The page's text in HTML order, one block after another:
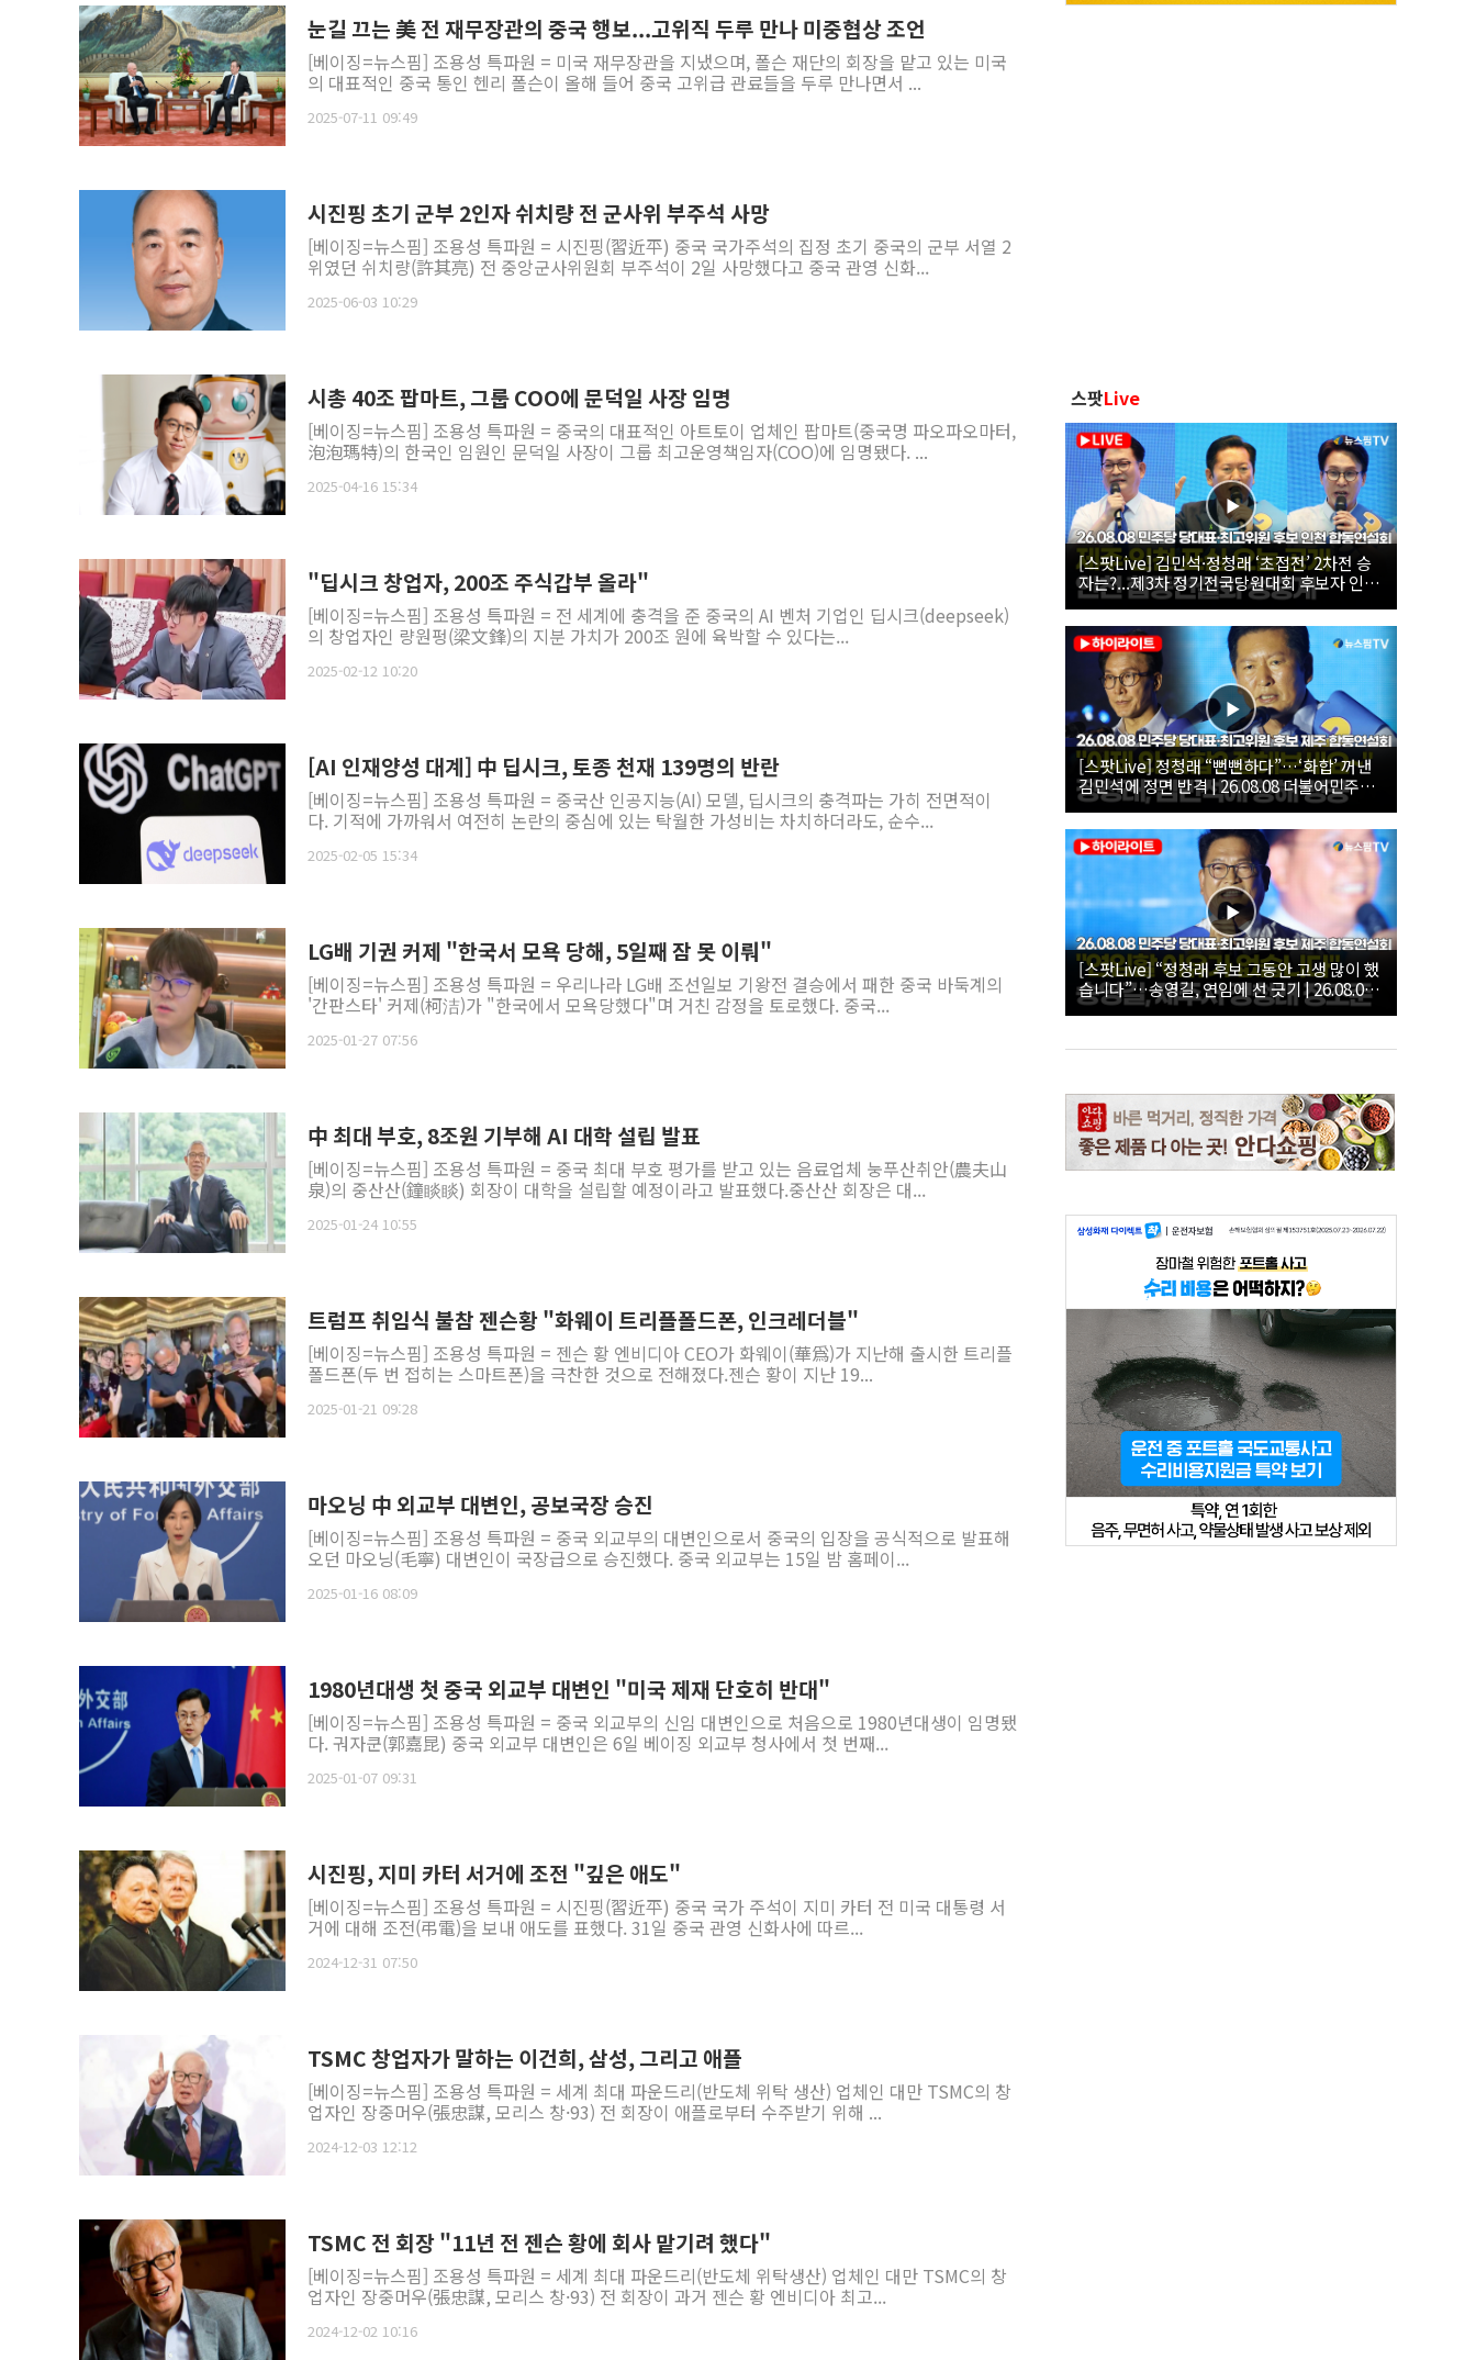
눈길 끄는 美 전 재무장관의 중국 행보...고위직 두루 만나 미중협상 조언
[베이징=뉴스핌] 조용성 특파원 = 미국 재무장관을 지냈으며, 폴슨 재단의 회장을 맡고 있는 미국
의 대표적인 중국 통인 헨리 폴슨이 올해 들어 중국 고위급 관료들을 두루 만나면서 ...
2025-07-11 09:49
시진핑 초기 군부 2인자 쉬치량 전 군사위 부주석 사망
[베이징=뉴스핌] 조용성 특파원 = 시진핑(習近平) 중국 국가주석의 집정 초기 중국의 군부 서열 2
위였던 쉬치량(許其亮) 전 중앙군사위원회 부주석이 2일 사망했다고 중국 관영 신화...
2025-06-03 10:29
시총 40조 팝마트, 그룹 COO에 문덕일 사장 임명
[베이징=뉴스핌] 조용성 특파원 = 중국의 대표적인 아트토이 업체인 팝마트(중국명 파오파오마터,
泡泡瑪特)의 한국인 임원인 문덕일 사장이 그룹 최고운영책임자(COO)에 임명됐다. ...
2025-04-16 15:34
"딥시크 창업자, 200조 주식갑부 올라"
[베이징=뉴스핌] 조용성 특파원 = 전 세계에 충격을 준 중국의 AI 벤처 기업인 딥시크(deepseek)
의 창업자인 량원펑(梁文鋒)의 지분 가치가 200조 원에 육박할 수 있다는...
2025-02-12 10:20
[AI 인재양성 대계] 中 딥시크, 토종 천재 139명의 반란
[베이징=뉴스핌] 조용성 특파원 = 중국산 인공지능(AI) 모델, 딥시크의 충격파는 가히 전면적이
다. 기적에 가까워서 여전히 논란의 중심에 있는 탁월한 가성비는 차치하더라도, 순수...
2025-02-05 15:34
LG배 기권 커제 "한국서 모욕 당해, 5일째 잠 못 이뤄"
[베이징=뉴스핌] 조용성 특파원 = 우리나라 LG배 조선일보 기왕전 결승에서 패한 중국 바둑계의
'간판스타' 커제(柯洁)가 "한국에서 모욕당했다"며 거친 감정을 토로했다. 중국...
2025-01-27 07:56
中 최대 부호, 8조원 기부해 AI 대학 설립 발표
[베이징=뉴스핌] 조용성 특파원 = 중국 최대 부호 평가를 받고 있는 음료업체 눙푸산취안(農夫山
泉)의 중산산(鐘睒睒) 회장이 대학을 설립할 예정이라고 발표했다.중산산 회장은 대...
2025-01-24 10:55
트럼프 취임식 불참 젠슨황 "화웨이 트리플폴드폰, 인크레더블"
[베이징=뉴스핌] 조용성 특파원 = 젠슨 황 엔비디아 CEO가 화웨이(華爲)가 지난해 출시한 트리플
폴드폰(두 번 접히는 스마트폰)을 극찬한 것으로 전해졌다.젠슨 황이 지난 19...
2025-01-21 09:28
마오닝 中 외교부 대변인, 공보국장 승진
[베이징=뉴스핌] 조용성 특파원 = 중국 외교부의 대변인으로서 중국의 입장을 공식적으로 발표해
오던 마오닝(毛寧) 대변인이 국장급으로 승진했다. 중국 외교부는 15일 밤 홈페이...
2025-01-16 08:09
1980년대생 첫 중국 외교부 대변인 "미국 제재 단호히 반대"
[베이징=뉴스핌] 조용성 특파원 = 중국 외교부의 신임 대변인으로 처음으로 1980년대생이 임명됐
다. 궈자쿤(郭嘉昆) 중국 외교부 대변인은 6일 베이징 외교부 청사에서 첫 번째...
2025-01-07 09:31
시진핑, 지미 카터 서거에 조전 "깊은 애도"
[베이징=뉴스핌] 조용성 특파원 = 시진핑(習近平) 중국 국가 주석이 지미 카터 전 미국 대통령 서
거에 대해 조전(弔電)을 보내 애도를 표했다. 31일 중국 관영 신화사에 따르...
2024-12-31 07:50
TSMC 창업자가 말하는 이건희, 삼성, 그리고 애플
[베이징=뉴스핌] 조용성 특파원 = 세계 최대 파운드리(반도체 위탁 생산) 업체인 대만 TSMC의 창
업자인 장중머우(張忠謀, 모리스 창·93) 전 회장이 애플로부터 수주받기 위해 ...
2024-12-03 12:12
TSMC 전 회장 "11년 전 젠슨 황에 회사 맡기려 했다"
[베이징=뉴스핌] 조용성 특파원 = 세계 최대 파운드리(반도체 위탁생산) 업체인 대만 TSMC의 창
업자인 장중머우(張忠謀, 모리스 창·93) 전 회장이 과거 젠슨 황 엔비디아 최고...
2024-12-02 10:16
스팟Live
[스팟Live] 김민석·정청래 ‘초접전’ 2차전 승
자는?...제3차 정기전국당원대회 후보자 인천
합동연설회 생중계 | 26.08.08
[스팟Live] 정청래 “뻔뻔하다”…‘화합’ 꺼낸
김민석에 정면 반격 | 26.08.08 더불어민주당
당대표·최고위원 후보 제주 합동연설회
[스팟Live] “정청래 후보 그동안 고생 많이 했
습니다”…송영길, 연임에 선 긋기 | 26.08.08
더불어민주당 당대표·최고위원 후보 제주 합